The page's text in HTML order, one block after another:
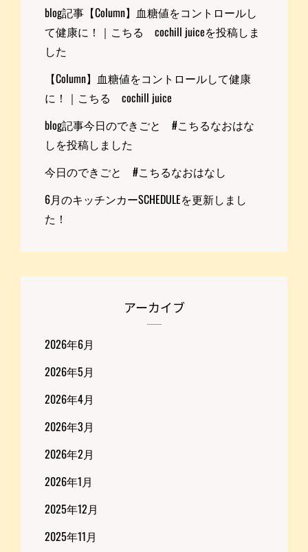
blog記事【Column】血糖値をコントロールし
て健康に！｜こちる cochill juiceを投稿しま
した
【Column】血糖値をコントロールして健康
に！｜こちる cochill juice
blog記事今日のできごと #こちるなおはな
しを投稿しました
今日のできごと #こちるなおはなし
6月のキッチンカーSCHEDULEを更新しまし
た！
アーカイブ
2026年6月
2026年5月
2026年4月
2026年3月
2026年2月
2026年1月
2025年12月
2025年11月